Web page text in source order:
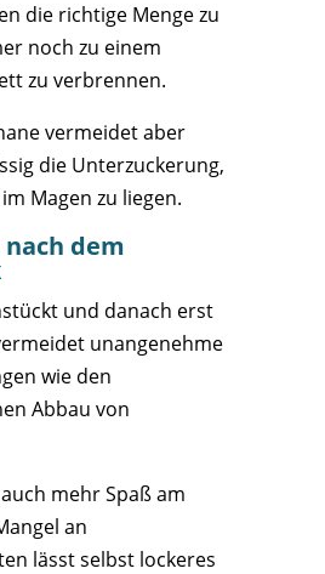
die richtige Menge zu
noch zu einem
zu verbrennen.
vermeidet aber
die Unterzuckerung,
Magen zu liegen.
dem
und danach erst
unangenehme
wie den
Abbau von
mehr Spaß am
an
lässt selbst lockeres